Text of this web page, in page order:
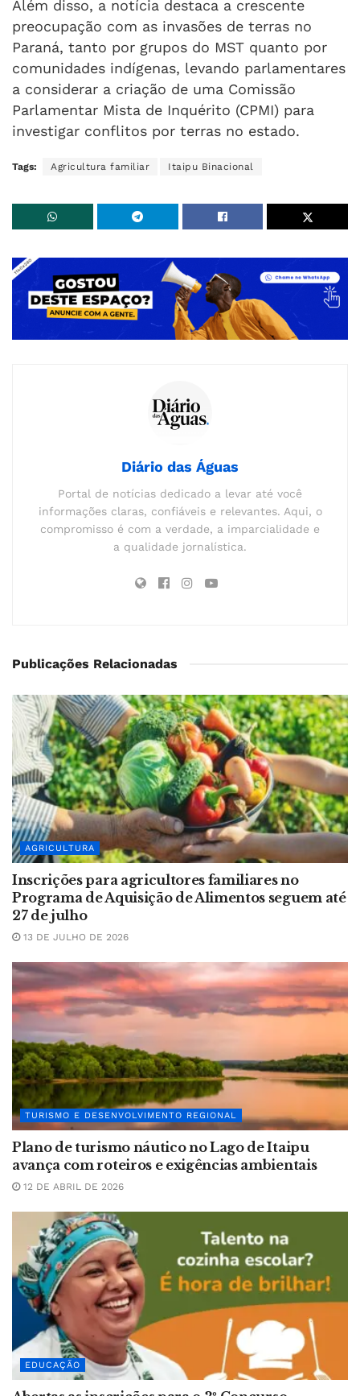
Além disso, a notícia destaca a crescente
preocupação com as invasões de terras no
Paraná, tanto por grupos do MST quanto por
comunidades indígenas, levando parlamentares
a considerar a criação de uma Comissão
Parlamentar Mista de Inquérito (CPMI) para
investigar conflitos por terras no estado.
Tags: Agricultura familiar Itaipu Binacional
Diário das Águas
Portal de notícias dedicado a levar até você
informações claras, confiáveis e relevantes. Aqui, o
compromisso é com a verdade, a imparcialidade e
a qualidade jornalística.
Publicações Relacionadas
AGRICULTURA
Inscrições para agricultores familiares no
Programa de Aquisição de Alimentos seguem até
27 de julho
13 DE JULHO DE 2026
TURISMO E DESENVOLVIMENTO REGIONAL
Plano de turismo náutico no Lago de Itaipu
avança com roteiros e exigências ambientais
12 DE ABRIL DE 2026
EDUCAÇÃO